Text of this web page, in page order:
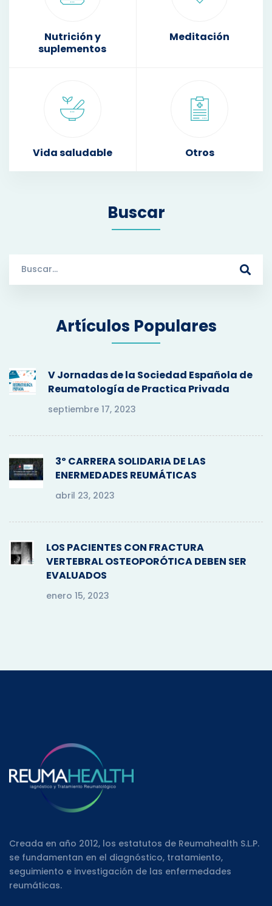
Nutrición y
suplementos
Meditación
Vida saludable Otros
Buscar
o
r
Artículos Populares
V Jornadas de la Sociedad Española de
Reumatología de Practica Privada
septiembre 17, 2023
3º CARRERA SOLIDARIA DE LAS
ENERMEDADES REUMÁTICAS
abril 23, 2023
LOS PACIENTES CON FRACTURA
VERTEBRAL OSTEOPORÓTICA DEBEN SER
EVALUADOS
enero 15, 2023
Creada en año 2012, los estatutos de Reumahealth S.L.P.
se fundamentan en el diagnóstico, tratamiento,
seguimiento e investigación de las enfermedades
reumáticas.